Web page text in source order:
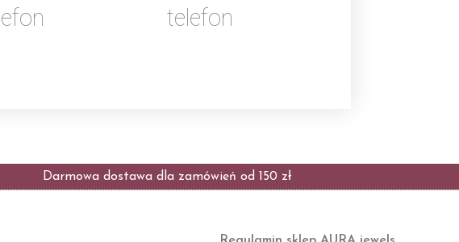
telefon
Darmowa dostawa dla zamówień od 150 zł